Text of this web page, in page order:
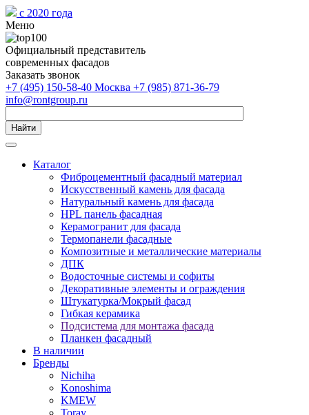
с 2020 года
Меню
Официальный представитель
современных фасадов
Заказать звонок
+7 (495) 150-58-40 Москва +7 (985) 871-36-79
info@rontgroup.ru
Найти
Каталог
Фиброцементный фасадный материал
Искусственный камень для фасада
Натуральный камень для фасада
HPL панель фасадная
Керамогранит для фасада
Термопанели фасадные
Композитные и металлические материалы
ДПК
Водосточные системы и софиты
Декоративные элементы и ограждения
Штукатурка/Мокрый фасад
Гибкая керамика
Подсистема для монтажа фасада
Планкен фасадный
В наличии
Бренды
Nichiha
Konoshima
KMEW
Toray